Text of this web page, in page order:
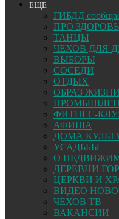
ЕЩЕ
ГИБДД
ПРО
ТАНЦЫ
ЧЕХОВ ДЛЯ
ВЫБОРЫ
СОСЕДИ
ОТДЫХ
ОБРАЗ
ФИТНЕС-
АФИША
ДОМА
УСАДЬБЫ
О
ДЕРЕВНИ
ЦЕРКВИ И
ВИДЕО
ЧЕХОВ ТВ
ВАКАНСИИ